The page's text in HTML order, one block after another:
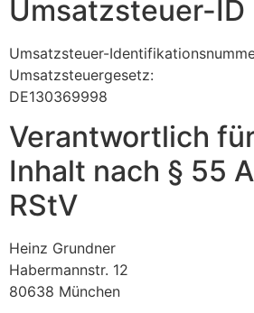
Umsatzsteuer-ID
Umsatzsteuer-
Umsatzsteuergesetz:
DE130369998
Verantwortlich
Inhalt nach § 55
RStV
Heinz Grundner
Habermannstr. 12
80638 München